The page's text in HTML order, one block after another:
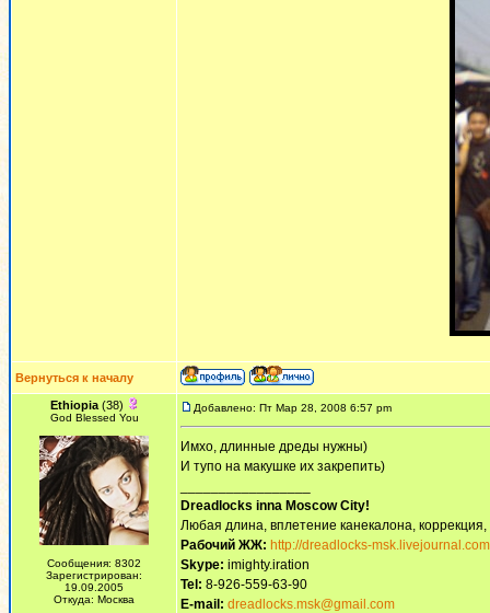
Вернуться к началу
Ethiopia(38)
God Blessed You
Сообщения: 8302
Зарегистрирован:
19.09.2005
Откуда: Москва
Добавлено: Пт Мар 28, 2008 6:57 pm
Имхо, длинные дреды нужны)
И тупо на макушке их закрепить)
Dreadlocks inna Moscow Сity!
Любая длина, вплетение канекалона,
Рабочий ЖЖ: http://dreadlocks-
Skype: imighty.iration
Tel: 8-926-559-63-90
E-mail: dreadlocks.msk@gmail.com